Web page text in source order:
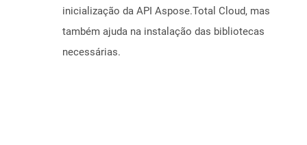
inicialização da API Aspose.Total Cloud, mas
também ajuda na instalação das bibliotecas
necessárias.